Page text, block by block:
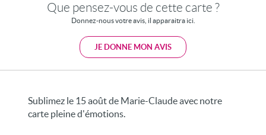
Que pensez-vous de cette carte ?
Donnez-nous votre avis, il apparaitra ici.
JE DONNE MON AVIS
Sublimez le 15 août de Marie-Claude avec notre
carte pleine d'émotions.